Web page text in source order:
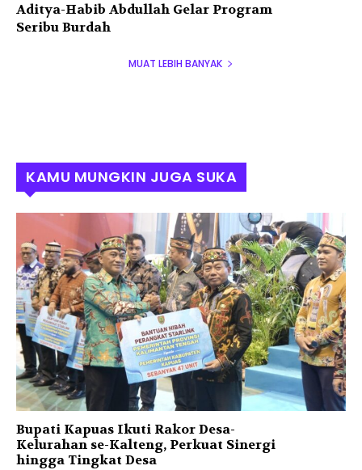
Aditya-Habib Abdullah Gelar Program
Seribu Burdah
MUAT LEBIH BANYAK
KAMU MUNGKIN JUGA SUKA
Bupati Kapuas Ikuti Rakor Desa-
Kelurahan se-Kalteng, Perkuat Sinergi
hingga Tingkat Desa